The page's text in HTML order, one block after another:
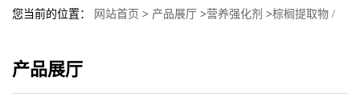
您当前的位置： 网站首页 > 产品展厅 >营养强化剂 >棕榈提取物 /
产品展厅